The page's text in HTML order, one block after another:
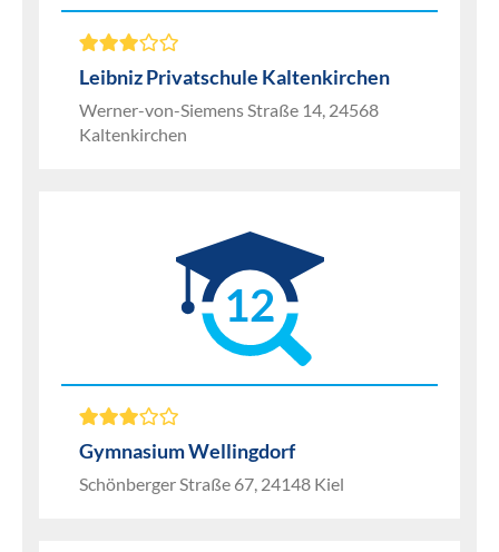
Leibniz Privatschule Kaltenkirchen
Werner-von-Siemens Straße 14, 24568
Kaltenkirchen
12
Gymnasium Wellingdorf
Schönberger Straße 67, 24148 Kiel